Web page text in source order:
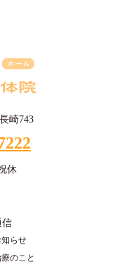
崎743
休
信
知らせ
のこと